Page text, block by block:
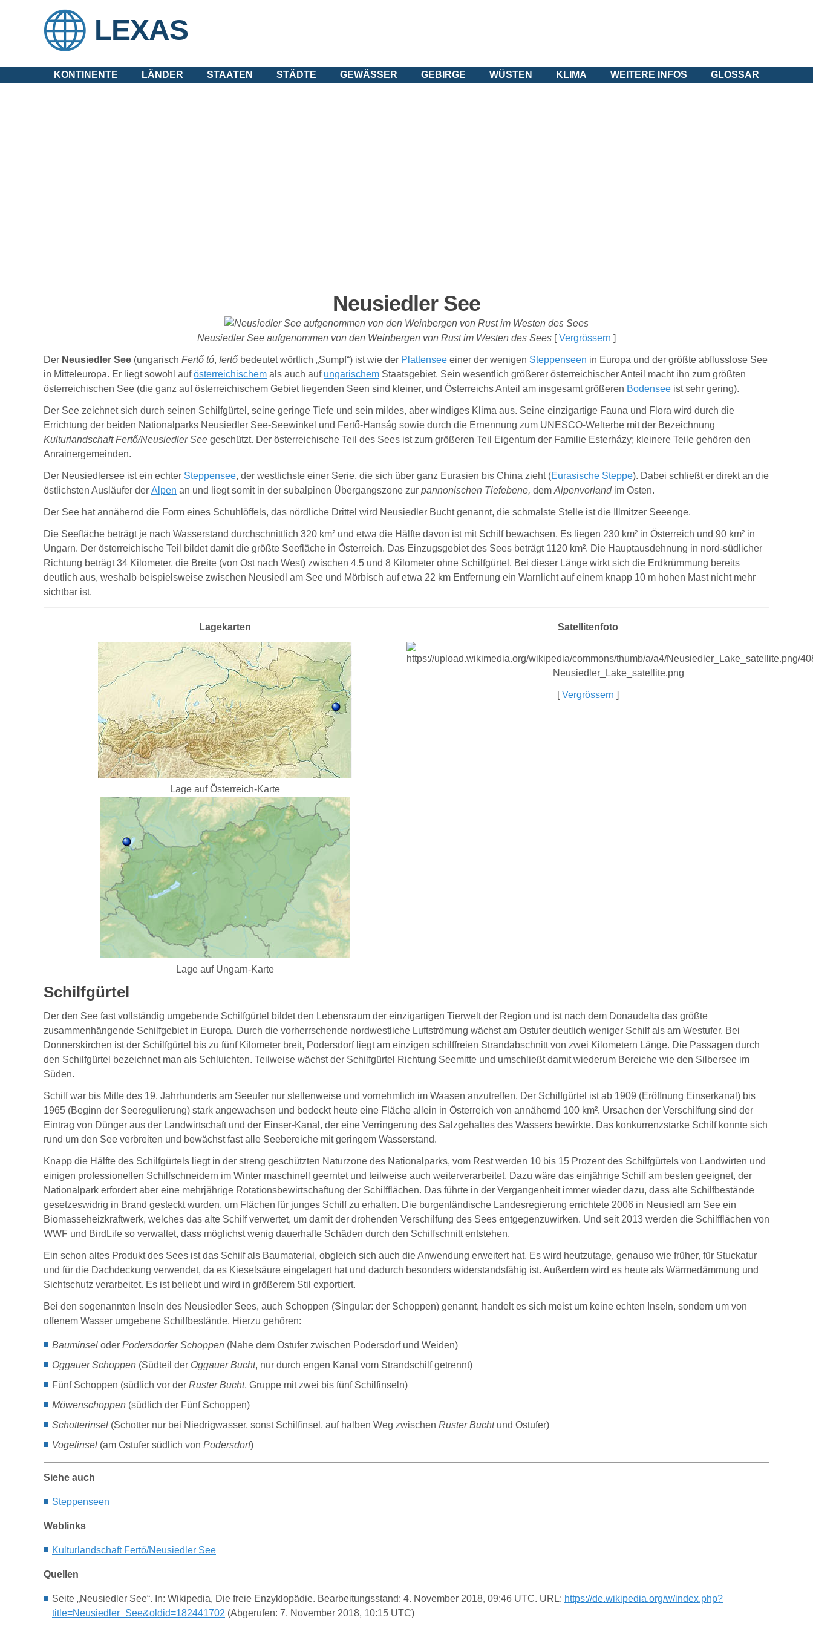
LEXAS
KONTINENTE LÄNDER STAATEN STÄDTE GEWÄSSER GEBIRGE WÜSTEN KLIMA WEITERE INFOS GLOSSAR
Neusiedler See
Neusiedler See aufgenommen von den Weinbergen von Rust im Westen des Sees [Vergrössern ]
Der Neusiedler See (ungarisch Fertő tó, fertő bedeutet wörtlich „Sumpf“) ist wie der Plattensee einer der wenigen Steppenseen in Europa und der größte abflusslose See
in Mitteleuropa. Er liegt sowohl aufösterreichischem als auch auf ungarischem Staatsgebiet. Sein wesentlich größerer österreichischer Anteil macht ihn zum größten
österreichischen See (die ganz auf österreichischem Gebiet liegenden Seen sind kleiner, und Österreichs Anteil am insgesamt größeren Bodensee ist sehr gering).
Der See zeichnet sich durch seinen Schilfgürtel, seine geringe Tiefe und sein mildes, aber windiges Klima aus. Seine einzigartige Fauna und Flora wird durch die
Errichtung der beiden Nationalparks Neusiedler See-Seewinkel und Fertő-Hanság sowie durch die Ernennung zum UNESCO-Welterbe mit der Bezeichnung
Kulturlandschaft Fertő/Neusiedler See geschützt. Der österreichische Teil des Sees ist zum größeren Teil Eigentum der Familie Esterházy; kleinere Teile gehören den
Anrainergemeinden.
Der Neusiedlersee ist ein echter Steppensee, der westlichste einer Serie, die sich über ganz Eurasien bis China zieht (Eurasische Steppe). Dabei schließt er direkt an die
östlichsten Ausläufer der Alpen an und liegt somit in der subalpinen Übergangszone zur pannonischen Tiefebene, dem Alpenvorlandim Osten.
Der See hat annähernd die Form eines Schuhlöffels, das nördliche Drittel wird Neusiedler Bucht genannt, die schmalste Stelle ist die Illmitzer Seeenge.
Die Seefläche beträgt je nach Wasserstand durchschnittlich 320 km² und etwa die Hälfte davon ist mit Schilf bewachsen. Es liegen 230 km² in Österreich und 90 km² in
Ungarn. Der österreichische Teil bildet damit die größte Seefläche in Österreich. Das Einzugsgebiet des Sees beträgt 1120 km². Die Hauptausdehnung in nord-südlicher
Richtung beträgt 34 Kilometer, die Breite (von Ost nach West) zwischen 4,5 und 8 Kilometer ohne Schilfgürtel. Bei dieser Länge wirkt sich die Erdkrümmung bereits
deutlich aus, weshalb beispielsweise zwischen Neusiedl am See und Mörbisch auf etwa 22 km Entfernung ein Warnlicht auf einem knapp 10 m hohen Mast nicht mehr
sichtbar ist.
Lagekarten
Lage auf Österreich-Karte
Lage auf Ungarn-Karte
Satellitenfoto
[Vergrössern ]
Schilfgürtel
Der den See fast vollständig umgebende Schilfgürtel bildet den Lebensraum der einzigartigen Tierwelt der Region und ist nach dem Donaudelta das größte
zusammenhängende Schilfgebiet in Europa. Durch die vorherrschende nordwestliche Luftströmung wächst am Ostufer deutlich weniger Schilf als am Westufer. Bei
Donnerskirchen ist der Schilfgürtel bis zu fünf Kilometer breit, Podersdorf liegt am einzigen schilffreien Strandabschnitt von zwei Kilometern Länge. Die Passagen durch
den Schilfgürtel bezeichnet man als Schluichten. Teilweise wächst der Schilfgürtel Richtung Seemitte und umschließt damit wiederum Bereiche wie den Silbersee im
Süden.
Schilf war bis Mitte des 19. Jahrhunderts am Seeufer nur stellenweise und vornehmlich im Waasen anzutreffen. Der Schilfgürtel ist ab 1909 (Eröffnung Einserkanal) bis
1965 (Beginn der Seeregulierung) stark angewachsen und bedeckt heute eine Fläche allein in Österreich von annähernd 100 km². Ursachen der Verschilfung sind der
Eintrag von Dünger aus der Landwirtschaft und der Einser-Kanal, der eine Verringerung des Salzgehaltes des Wassers bewirkte. Das konkurrenzstarke Schilf konnte sich
rund um den See verbreiten und bewächst fast alle Seebereiche mit geringem Wasserstand.
Knapp die Hälfte des Schilfgürtels liegt in der streng geschützten Naturzone des Nationalparks, vom Rest werden 10 bis 15 Prozent des Schilfgürtels von Landwirten und
einigen professionellen Schilfschneidern im Winter maschinell geerntet und teilweise auch weiterverarbeitet. Dazu wäre das einjährige Schilf am besten geeignet, der
Nationalpark erfordert aber eine mehrjährige Rotationsbewirtschaftung der Schilfflächen. Das führte in der Vergangenheit immer wieder dazu, dass alte Schilfbestände
gesetzeswidrig in Brand gesteckt wurden, um Flächen für junges Schilf zu erhalten. Die burgenländische Landesregierung errichtete 2006 in Neusiedl am See ein
Biomasseheizkraftwerk, welches das alte Schilf verwertet, um damit der drohenden Verschilfung des Sees entgegenzuwirken. Und seit 2013 werden die Schilfflächen von
WWF und BirdLife so verwaltet, dass möglichst wenig dauerhafte Schäden durch den Schilfschnitt entstehen.
Ein schon altes Produkt des Sees ist das Schilf als Baumaterial, obgleich sich auch die Anwendung erweitert hat. Es wird heutzutage, genauso wie früher, für Stuckatur
und für die Dachdeckung verwendet, da es Kieselsäure eingelagert hat und dadurch besonders widerstandsfähig ist. Außerdem wird es heute als Wärmedämmung und
Sichtschutz verarbeitet. Es ist beliebt und wird in größerem Stil exportiert.
Bei den sogenannten Inseln des Neusiedler Sees, auch Schoppen (Singular: der Schoppen) genannt, handelt es sich meist um keine echten Inseln, sondern um von
offenem Wasser umgebene Schilfbestände. Hierzu gehören:
Bauminsel oder Podersdorfer Schoppen (Nahe dem Ostufer zwischen Podersdorf und Weiden)
Oggauer Schoppen (Südteil der Oggauer Bucht, nur durch engen Kanal vom Strandschilf getrennt)
Fünf Schoppen (südlich vor der Ruster Bucht, Gruppe mit zwei bis fünf Schilfinseln)
Möwenschoppen (südlich der Fünf Schoppen)
Schotterinsel (Schotter nur bei Niedrigwasser, sonst Schilfinsel, auf halben Weg zwischen Ruster Buchtund Ostufer)
Vogelinsel (am Ostufer südlich von Podersdorf)
Siehe auch
Steppenseen
Weblinks
Kulturlandschaft Fertő/Neusiedler See
Quellen
Seite „Neusiedler See“. In: Wikipedia, Die freie Enzyklopädie. Bearbeitungsstand: 4. November 2018, 09:46 UTC. URL: https://de.wikipedia.org/w/index.php?
title=Neusiedler_See&oldid=182441702 (Abgerufen: 7. November 2018, 10:15 UTC)